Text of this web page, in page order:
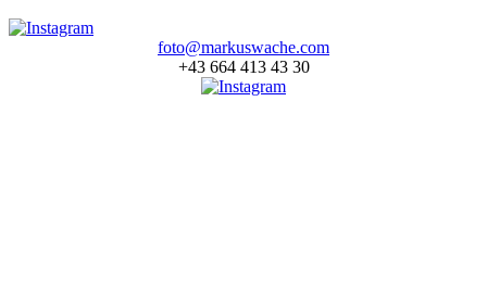
foto@markuswache.com
+43 664 413 43 30